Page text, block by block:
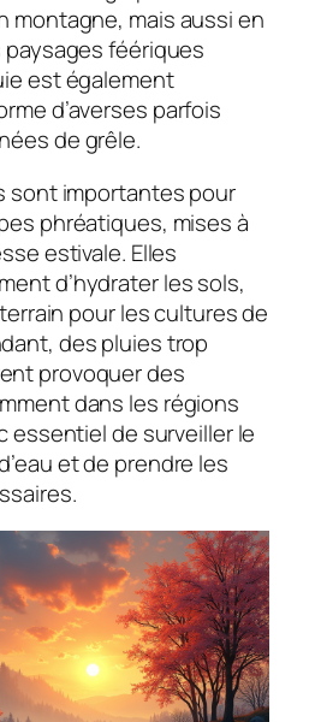
montagne, mais aussi en
féériques
est également
d’averses parfois
de grêle.
sont importantes pour
phréatiques, mises à
estivale. Elles
d’hydrater les sols,
pour les cultures de
des pluies trop
provoquer des
dans les régions
essentiel de surveiller le
et de prendre les